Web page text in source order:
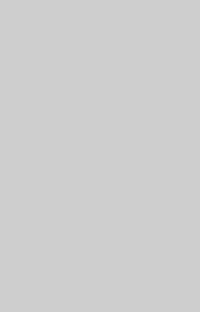
Диктовки,